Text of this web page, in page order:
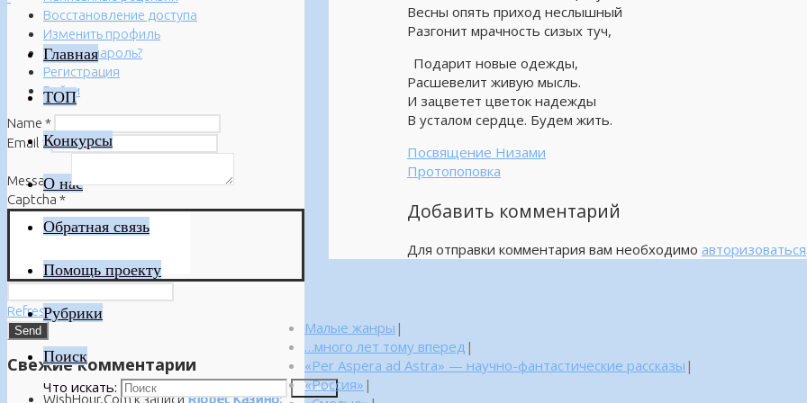
Главная
ТОП
Конкурсы
О нас
Обратная связь
Помощь проекту
Рубрики
Поиск
Что искать: Поиск
Весны опять приход неслышный
Разгонит мрачность сизых туч,
Подарит новые одежды,
Расшевелит живую мысль.
И зацветет цветок надежды
В усталом сердце. Будем жить.
Посвящение Низами
Протопоповка
Добавить комментарий
Для отправки комментария вам необходимо авторизоваться
Восстановление доступа
Изменить профиль
Забыли пароль?
Регистрация
Войти
Name *
Email *
Message*
Captcha *
Refresh
Свежие комментарии
WishHour.Comк записиRiobet Казино:
Малые жанры |
…много лет тому вперед |
«Per Aspera ad Astra» — научно-фантастические рассказы |
«Россия» |